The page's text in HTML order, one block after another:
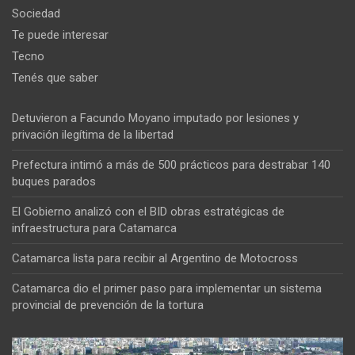
Sociedad
Te puede interesar
Tecno
Tenés que saber
Detuvieron a Facundo Moyano imputado por lesiones y
privación ilegítima de la libertad
Prefectura intimó a más de 500 prácticos para destrabar 140
buques parados
El Gobierno analizó con el BID obras estratégicas de
infraestructura para Catamarca
Catamarca lista para recibir al Argentino de Motocross
Catamarca dio el primer paso para implementar un sistema
provincial de prevención de la tortura